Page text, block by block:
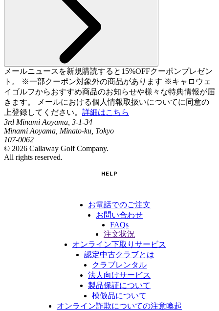
メールニュースを新規購読すると15%OFFクーポンプレゼン
ト。 ※一部クーポン対象外の商品があります ※キャロウェ
イゴルフからおすすめ商品のお知らせや様々な特典情報が届
きます。 メールにおける個人情報取扱いについてに同意の
上登録してください。 詳細はこちら
3rd Minami Aoyama, 3-1-34
Minami Aoyama, Minato-ku, Tokyo
107-0062
© 2026 Callaway Golf Company.
All rights reserved.
HELP
お電話でのご注文
お問い合わせ
FAQs
注文状況
オンライン下取りサービス
認定中古クラブとは
クラブレンタル
法人向けサービス
製品保証について
模倣品について
オンライン詐欺についての注意喚起